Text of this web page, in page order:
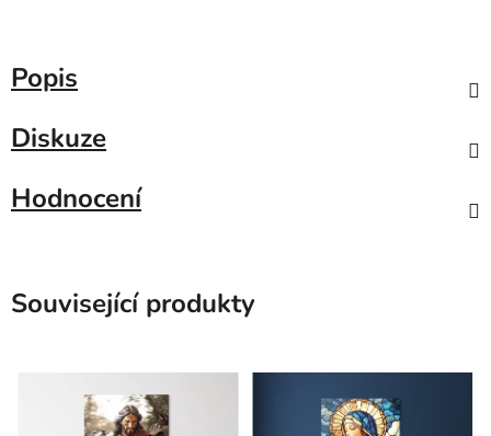
Popis
Diskuze
Hodnocení
Související produkty